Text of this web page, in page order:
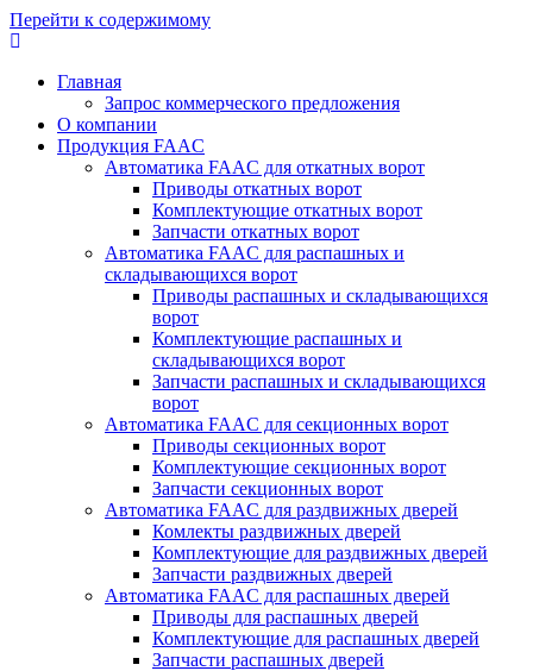
Перейти к содержимому
Главная
Запрос коммерческого предложения
О компании
Продукция FAAC
Автоматика FAAC для откатных ворот
Приводы откатных ворот
Комплектующие откатных ворот
Запчасти откатных ворот
Автоматика FAAC для распашных и
складывающихся ворот
Приводы распашных и складывающихся
ворот
Комплектующие распашных и
складывающихся ворот
Запчасти распашных и складывающихся
ворот
Автоматика FAAC для секционных ворот
Приводы секционных ворот
Комплектующие секционных ворот
Запчасти секционных ворот
Автоматика FAAC для раздвижных дверей
Комлекты раздвижных дверей
Комплектующие для раздвижных дверей
Запчасти раздвижных дверей
Автоматика FAAC для распашных дверей
Приводы для распашных дверей
Комплектующие для распашных дверей
Запчасти распашных дверей